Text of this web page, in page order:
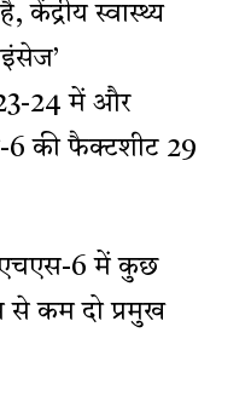
स्वास्थ्य
24 में और
6 की फैक्टशीट 29
6 में कुछ
से कम दो प्रमुख